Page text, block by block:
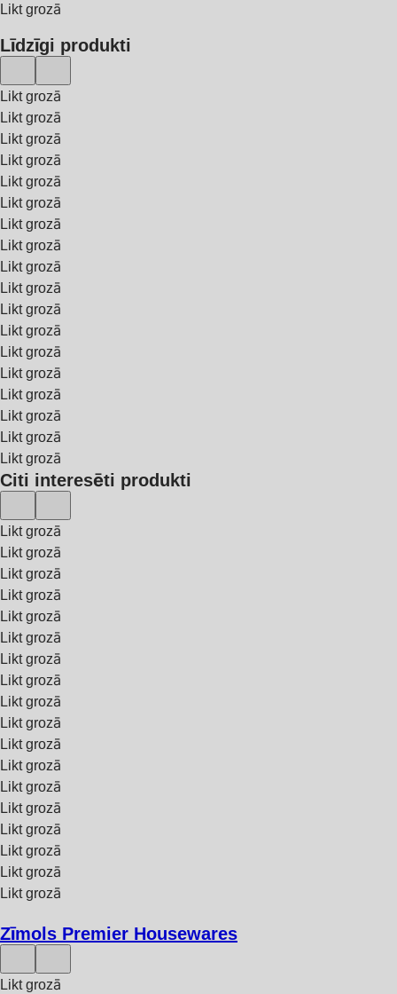
Likt grozā
Līdzīgi produkti
Likt grozā
Likt grozā
Likt grozā
Likt grozā
Likt grozā
Likt grozā
Likt grozā
Likt grozā
Likt grozā
Likt grozā
Likt grozā
Likt grozā
Likt grozā
Likt grozā
Likt grozā
Likt grozā
Likt grozā
Likt grozā
Citi interesēti produkti
Likt grozā
Likt grozā
Likt grozā
Likt grozā
Likt grozā
Likt grozā
Likt grozā
Likt grozā
Likt grozā
Likt grozā
Likt grozā
Likt grozā
Likt grozā
Likt grozā
Likt grozā
Likt grozā
Likt grozā
Likt grozā
Zīmols Premier Housewares
Likt grozā